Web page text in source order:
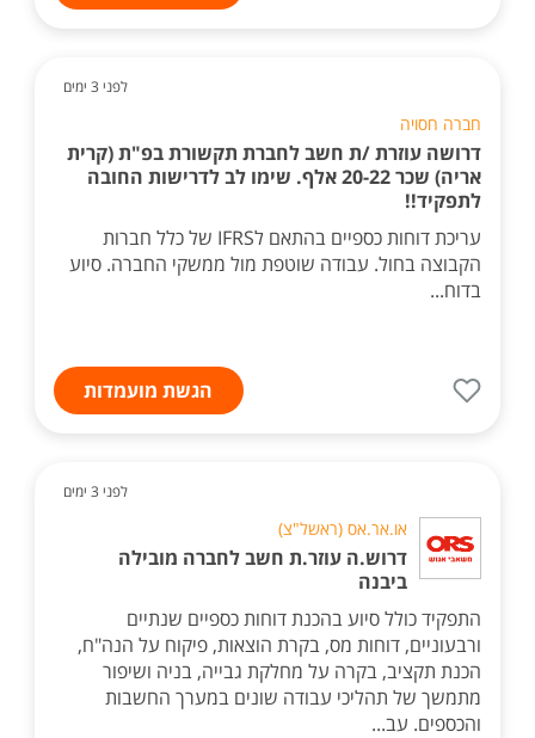
לפני 3 ימים
חברה חסויה
דרושה עוזרת /ת חשב לחברת תקשורת בפ"ת (קרית
אריה) שכר 20-22 אלף. שימו לב לדרישות החובה
לתפקיד!!
עריכת דוחות כספיים בהתאם לIFRS של כלל חברות
הקבוצה בחול. עבודה שוטפת מול ממשקי החברה. סיוע
בדוח...
הגשת מועמדות
לפני 3 ימים
או.אר.אס (ראשל"צ)
דרוש.ה עוזר.ת חשב לחברה מובילה
ביבנה
התפקיד כולל סיוע בהכנת דוחות כספיים שנתיים
ורבעוניים, דוחות מס, בקרת הוצאות, פיקוח על הנה"ח,
הכנת תקציב, בקרה על מחלקת גבייה, בניה ושיפור
מתמשך של תהליכי עבודה שונים במערך החשבות
והכספים. עב...